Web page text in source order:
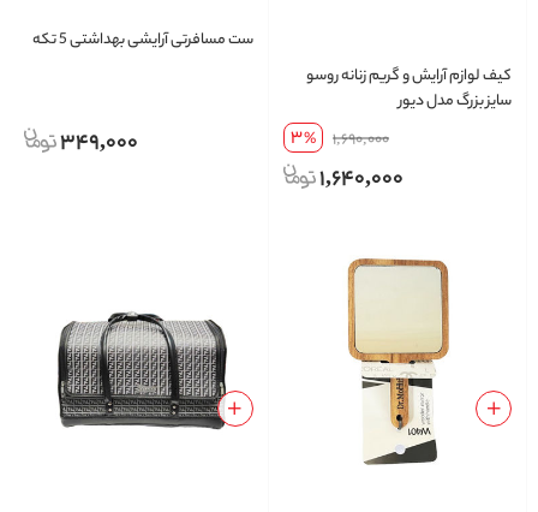
کیف لوازم آرایش و گریم زنانه روسو
سایز بزرگ مدل دیور
1,690,000
3%
1,640,000
ست مسافرتی آرایشی بهداشتی 5 تکه
349,000